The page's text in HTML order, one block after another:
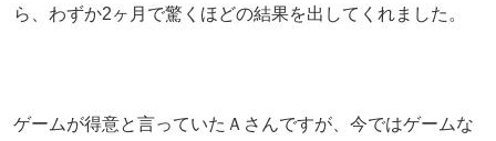
ら、わずか2ヶ月で驚くほどの結果を出してくれました。
ゲームが得意と言っていたＡさんですが、今ではゲームな